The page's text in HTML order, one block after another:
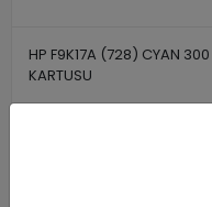
HP F9K17A (728) CYAN 300
KARTUSU